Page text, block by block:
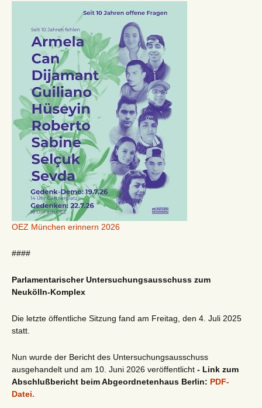
OEZ München erinnern 2026
####
Parlamentarischer Untersuchungsausschuss zum
Neukölln-Komplex
Die letzte öffentliche Sitzung fand am Freitag, den 4. Juli 2025
statt.
Nun wurde der Bericht des Untersuchungsausschuss
ausgehandelt und am 10. Juni 2026 veröffentlicht - Link zum
Abschlußbericht beim Abgeordnetenhaus Berlin: PDF-
Datei.